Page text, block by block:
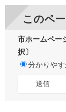
このペ
市ホームペー
択〕
分かりや